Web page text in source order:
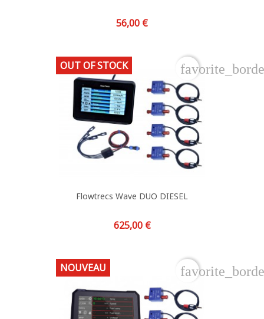
Prix
56,00 €
Flowtrecs Wave DUO DIESEL
Prix
625,00 €
OUT OF STOCK
NOUVEAU